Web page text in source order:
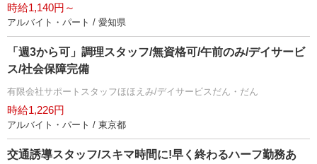
時給1,140円～
アルバイト・パート / 愛知県
「週3から可」調理スタッフ/無資格可/午前のみ/デイサービ
ス/社会保障完備
有限会社サポートスタッフほほえみ/デイサービスだん・だん
時給1,226円
アルバイト・パート / 東京都
交通誘導スタッフ/スキマ時間に!早く終わるハーフ勤務あ